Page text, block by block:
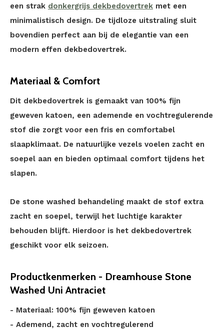
een strak donkergrijs dekbedovertrek met een
minimalistisch design. De tijdloze uitstraling sluit
bovendien perfect aan bij de elegantie van een
modern effen dekbedovertrek.
Materiaal & Comfort
Dit dekbedovertrek is gemaakt van 100% fijn
geweven katoen, een ademende en vochtregulerende
stof die zorgt voor een fris en comfortabel
slaapklimaat. De natuurlijke vezels voelen zacht en
soepel aan en bieden optimaal comfort tijdens het
slapen.
De stone washed behandeling maakt de stof extra
zacht en soepel, terwijl het luchtige karakter
behouden blijft. Hierdoor is het dekbedovertrek
geschikt voor elk seizoen.
Productkenmerken - Dreamhouse Stone
Washed Uni Antraciet
- Materiaal: 100% fijn geweven katoen
- Ademend, zacht en vochtregulerend